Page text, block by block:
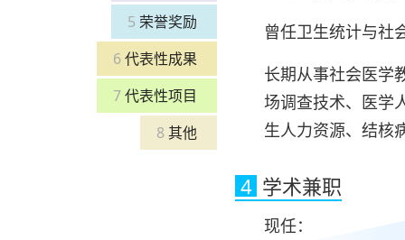
5 荣誉奖励
6代表性成果
7代表性项目
8 其他
曾任卫生统计与社
长期从事社会医学
场调查技术、医学
生人力资源、结核
4 学术兼职
现任：